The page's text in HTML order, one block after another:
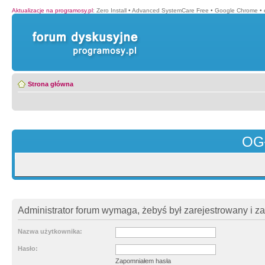
Aktualizacje na programosy.pl: Zero Install • Advanced SystemCare Free • Google Chrome •
Strona główna
Administrator forum wymaga, żebyś był zarejestrowany i
Nazwa użytkownika:
Hasło:
Zapomniałem hasła